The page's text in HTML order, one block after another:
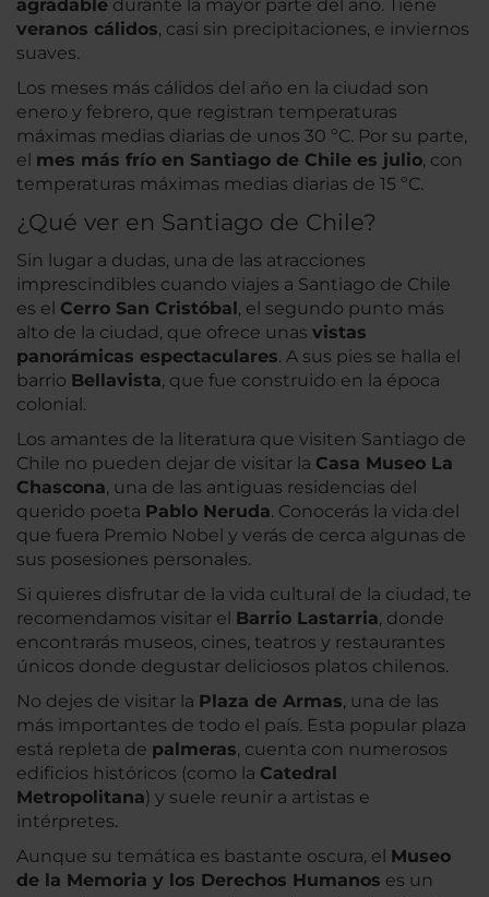
agradable durante la mayor parte del año. Tiene
veranos cálidos, casi sin precipitaciones, e inviernos
suaves.
Los meses más cálidos del año en la ciudad son
enero y febrero, que registran temperaturas
máximas medias diarias de unos 30 ºC. Por su parte,
el mes más frío en Santiago de Chile es julio, con
temperaturas máximas medias diarias de 15 ºC.
¿Qué ver en Santiago de Chile?
Sin lugar a dudas, una de las atracciones
imprescindibles cuando viajes a Santiago de Chile
es el Cerro San Cristóbal, el segundo punto más
alto de la ciudad, que ofrece unas vistas
panorámicas espectaculares. A sus pies se halla el
barrio Bellavista, que fue construido en la época
colonial.
Los amantes de la literatura que visiten Santiago de
Chile no pueden dejar de visitar la Casa Museo La
Chascona, una de las antiguas residencias del
querido poeta Pablo Neruda. Conocerás la vida del
que fuera Premio Nobel y verás de cerca algunas de
sus posesiones personales.
Si quieres disfrutar de la vida cultural de la ciudad, te
recomendamos visitar el Barrio Lastarria, donde
encontrarás museos, cines, teatros y restaurantes
únicos donde degustar deliciosos platos chilenos.
No dejes de visitar la Plaza de Armas, una de las
más importantes de todo el país. Esta popular plaza
está repleta de palmeras, cuenta con numerosos
edificios históricos (como la Catedral
Metropolitana) y suele reunir a artistas e
intérpretes.
Aunque su temática es bastante oscura, el Museo
de la Memoria y los Derechos Humanos es un